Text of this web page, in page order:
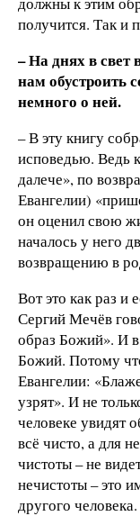
получится. Так и
– На днях в
нам обустроить
немного о ней.
– В эту книгу
исповедью. Ведь
далече», по
Евангелии)
он оценил свою
началось у него
возвращению в
Вот это как раз и
Сергий Мечёв
образ Божий». И
Божий. Потому
Евангелии:
узрят». И не
человеке увидят
всё чисто, а для
чистоты – не
нечистоты – это
другого человека.